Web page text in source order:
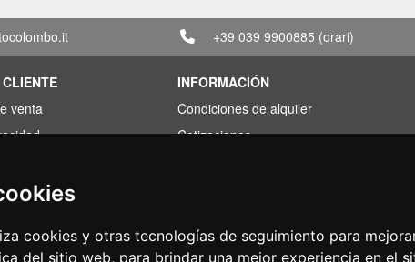
cookies y otras tecnologías de seguimiento para
del sitio web, para brindar una mejor experiencia en el
+39 039 9900885 (orari)
venta
garantia
INFORMACIÓN
Condiciones de alquiler
Cotizaciones
Uso